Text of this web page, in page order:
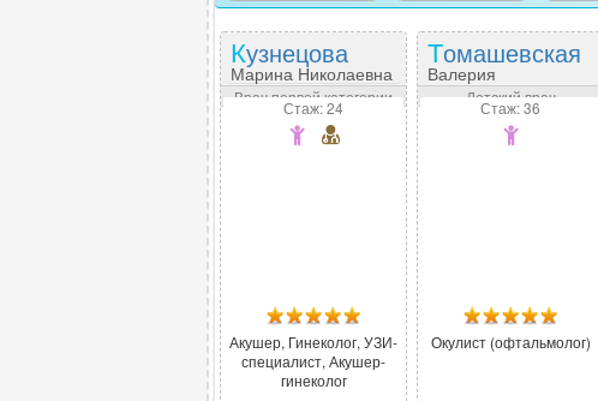
Кузнецова
Марина Николаевна
Врач первой категории
Стаж: 24
Акушер, Гинеколог, УЗИ-
специалист, Акушер-
гинеколог
Томашевская
Валерия
Александровна
Детский врач
Стаж: 36
Окулист (офтальмолог)